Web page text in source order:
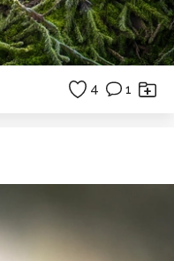
4 1